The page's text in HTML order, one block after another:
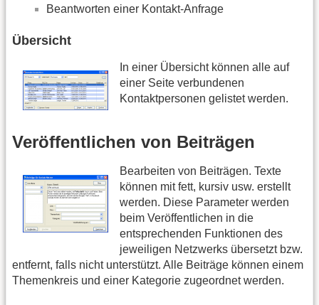
Beantworten einer Kontakt-Anfrage
Übersicht
In einer Übersicht können alle auf
einer Seite verbundenen
Kontaktpersonen gelistet werden.
Veröffentlichen von Beiträgen
Bearbeiten von Beiträgen. Texte
können mit fett, kursiv usw. erstellt
werden. Diese Parameter werden
beim Veröffentlichen in die
entsprechenden Funktionen des
jeweiligen Netzwerks übersetzt bzw.
entfernt, falls nicht unterstützt. Alle Beiträge können einem
Themenkreis und einer Kategorie zugeordnet werden.